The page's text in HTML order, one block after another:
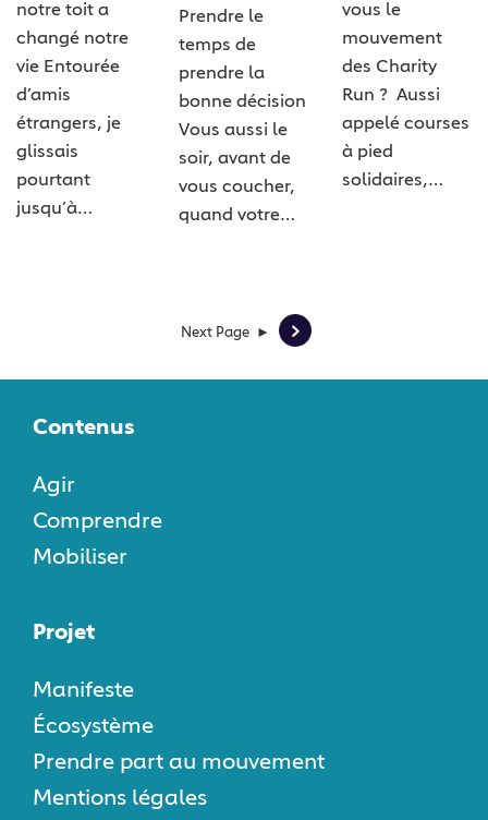
notre toit a
changé notre
vie Entourée
d’amis
étrangers, je
glissais
pourtant
jusqu’à…
Prendre le
temps de
prendre la
bonne décision
Vous aussi le
soir, avant de
vous coucher,
quand votre…
vous le
mouvement
des Charity
Run ? Aussi
appelé courses
à pied
solidaires,…
Next Page ►
Contenus
Agir
Comprendre
Mobiliser
Projet
Manifeste
Écosystème
Prendre part au mouvement
Mentions légales